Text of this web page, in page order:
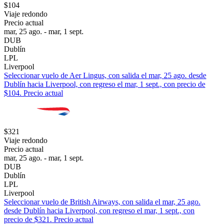
$104
Viaje redondo
Precio actual
mar, 25 ago. - mar, 1 sept.
DUB
Dublín
LPL
Liverpool
Seleccionar vuelo de Aer Lingus, con salida el mar, 25 ago. desde
Dublín hacia Liverpool, con regreso el mar, 1 sept., con precio de
$104. Precio actual
$321
Viaje redondo
Precio actual
mar, 25 ago. - mar, 1 sept.
DUB
Dublín
LPL
Liverpool
Seleccionar vuelo de British Airways, con salida el mar, 25 ago.
desde Dublín hacia Liverpool, con regreso el mar, 1 sept., con
precio de $321. Precio actual